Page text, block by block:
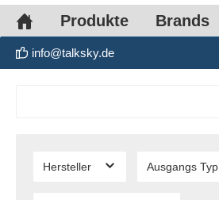
Produkte Brands
info@talksky.de
Hersteller Ausgangs Typ